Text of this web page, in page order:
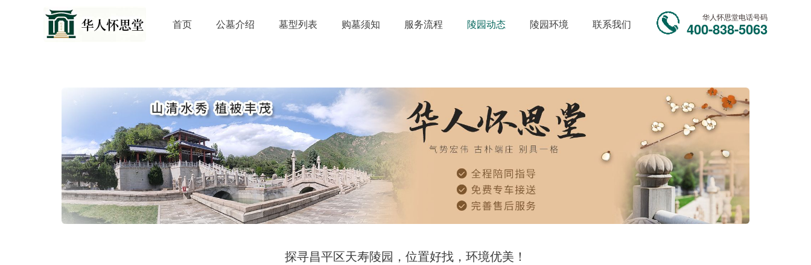
首页 公墓介绍 墓型列表 购墓须知 服务流程 陵园动态 陵园环境 联系我们
华人怀思堂电话号码
400-838-5063
探寻昌平区天寿陵园，位置好找，环境优美！